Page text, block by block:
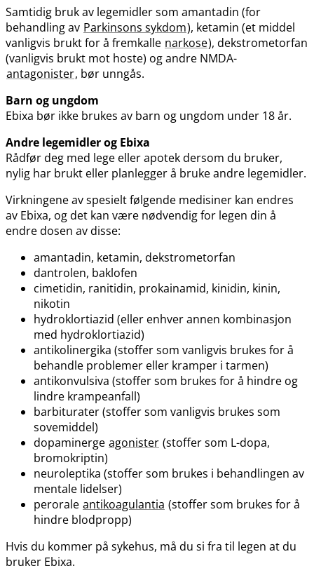
Samtidig bruk av legemidler som amantadin (for
behandling av Parkinsons sykdom), ketamin (et middel
vanligvis brukt for å fremkalle narkose), dekstrometorfan
(vanligvis brukt mot hoste) og andre NMDA-
antagonister, bør unngås.
Barn og ungdom
Ebixa bør ikke brukes av barn og ungdom under 18 år.
Andre legemidler og Ebixa
Rådfør deg med lege eller apotek dersom du bruker,
nylig har brukt eller planlegger å bruke andre legemidler.
Virkningene av spesielt følgende medisiner kan endres
av Ebixa, og det kan være nødvendig for legen din å
endre dosen av disse:
amantadin, ketamin, dekstrometorfan
dantrolen, baklofen
cimetidin, ranitidin, prokainamid, kinidin, kinin,
nikotin
hydroklortiazid (eller enhver annen kombinasjon
med hydroklortiazid)
antikolinergika (stoffer som vanligvis brukes for å
behandle problemer eller kramper i tarmen)
antikonvulsiva (stoffer som brukes for å hindre og
lindre krampeanfall)
barbiturater (stoffer som vanligvis brukes som
sovemiddel)
dopaminerge agonister (stoffer som L-dopa,
bromokriptin)
neuroleptika (stoffer som brukes i behandlingen av
mentale lidelser)
perorale antikoagulantia (stoffer som brukes for å
hindre blodpropp)
Hvis du kommer på sykehus, må du si fra til legen at du
bruker Ebixa.